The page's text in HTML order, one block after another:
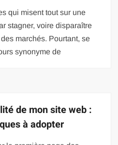
qui misent tout sur une
stagner, voire disparaître
marchés. Pourtant, se
synonyme de
de mon site web :
à adopter